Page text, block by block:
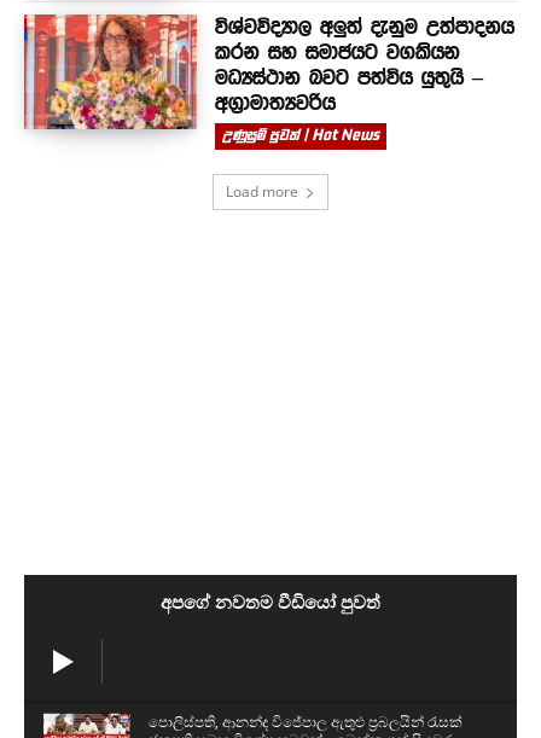
විශ්වවිද්‍යාල අලුත් දැනුම උත්පාදනය
කරන සහ සමාජයට වගකියන
මධ්‍යස්ථාන බවට පත්විය යුතුයි –
අග්‍රාමාත්‍යවරිය
උණුසුම් පුවත් | Hot News
Load more
අපගේ නවතම වීඩියෝ පුවත්
පොලිස්පති, ආනන්ද විජේපාල ඇතුළු ප්‍රබලයින් රැසක්